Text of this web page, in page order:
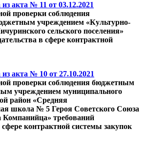
акта № 11 от 03.12.2021
проверки соблюдения
учреждением «Культурно-
сельского поселения»
в сфере контрактной
акта № 10 от 27.10.2021
проверки соблюдения бюджетным
учреждением муниципального
район «Средняя
школа № 5 Героя Советского Союза
Компанийца» требований
сфере контрактной системы закупок